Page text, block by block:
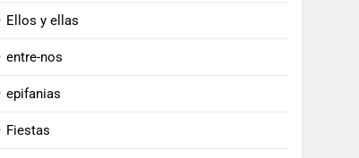
Ellos y ellas
entre-nos
epifanias
Fiestas